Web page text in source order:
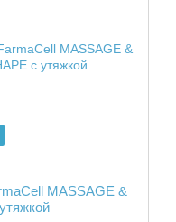
MASSAGE &